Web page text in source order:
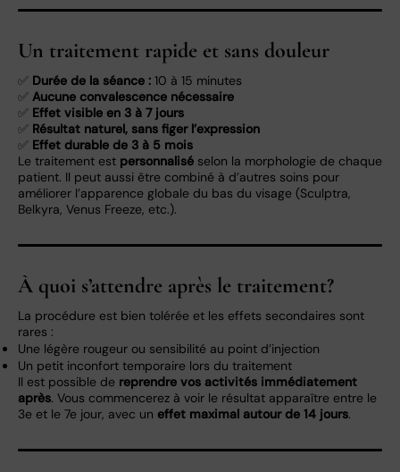
Un traitement rapide et sans douleur
✅ Durée de la séance : 10 à 15 minutes
✅ Aucune convalescence nécessaire
✅ Effet visible en 3 à 7 jours
✅ Résultat naturel, sans figer l’expression
✅ Effet durable de 3 à 5 mois
Le traitement est personnalisé selon la morphologie de chaque
patient. Il peut aussi être combiné à d’autres soins pour
améliorer l’apparence globale du bas du visage (Sculptra,
Belkyra, Venus Freeze, etc.).
À quoi s’attendre après le traitement?
La procédure est bien tolérée et les effets secondaires sont
rares :
Une légère rougeur ou sensibilité au point d’injection
Un petit inconfort temporaire lors du traitement
Il est possible de reprendre vos activités immédiatement
après. Vous commencerez à voir le résultat apparaître entre le
3e et le 7e jour, avec un effet maximal autour de 14 jours.